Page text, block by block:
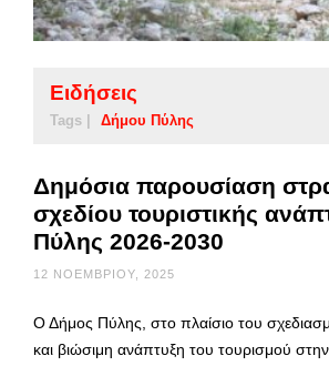
Ειδήσεις
Tags | Δήμου Πύλης
Δημόσια παρουσίαση
σχεδίου τουριστικής
Πύλης 2026-2030
12 ΝΟΕΜΒΡΊΟΥ, 2025
Ο Δήμος Πύλης, στο πλαίσιο του
και βιώσιμη ανάπτυξη του τουρισμού